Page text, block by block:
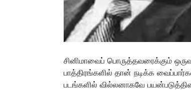
சினிமாவைப் பொருத்தவரைக்கும் ஒருவர்
பாத்திரங்களில் தான் நடிக்க
படங்களில் வில்லனாகவே